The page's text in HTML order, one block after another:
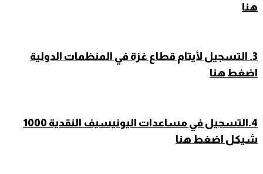
هنا
3. التسجيل لأيتام قطاع غزة في المنظمات الدولية
اضغط هنا
4.التسجيل في مساعدات اليونيسيف النقدية 1000
شيكل اضغط هنا